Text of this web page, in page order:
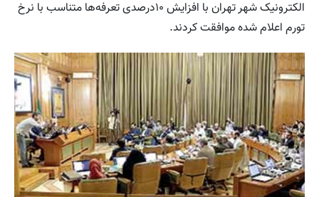
الکترونیک شهر تهران با افزایش ۱۰درصدی تعرفه‌ها متناسب با نرخ
تورم اعلام شده موافقت کردند.